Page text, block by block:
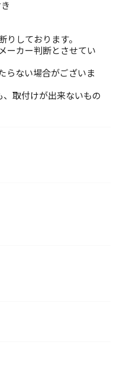
りしております。
ーカー判断とさせてい
らない場合がございま
取付けが出来ないもの